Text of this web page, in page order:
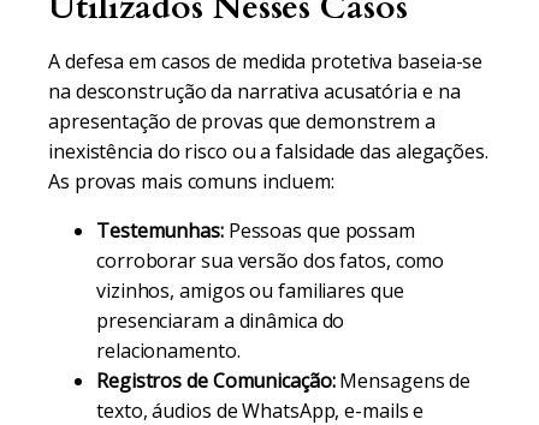
A defesa em casos de medida protetiva baseia-se
na desconstrução da narrativa acusatória e na
apresentação de provas que demonstrem a
inexistência do risco ou a falsidade das alegações.
As provas mais comuns incluem:
Testemunhas:Pessoas que possam
corroborar sua versão dos fatos, como
vizinhos, amigos ou familiares que
presenciaram a dinâmica do
relacionamento.
Registros de Comunicação:Mensagens de
texto, áudios de WhatsApp, e-mails e